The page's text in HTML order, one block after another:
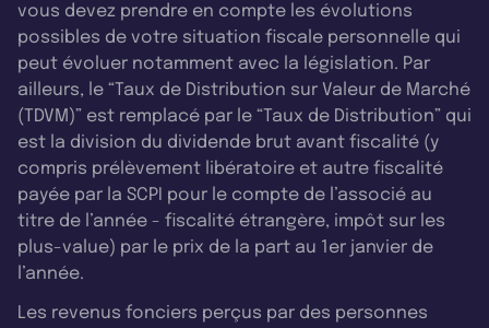
vous devez prendre en compte les évolutions
possibles de votre situation fiscale personnelle qui
peut évoluer notamment avec la législation. Par
ailleurs, le “Taux de Distribution sur Valeur de Marché
(TDVM)” est remplacé par le “Taux de Distribution” qui
est la division du dividende brut avant fiscalité (y
compris prélèvement libératoire et autre fiscalité
payée par la SCPI pour le compte de l’associé au
titre de l’année - fiscalité étrangère, impôt sur les
plus-value) par le prix de la part au 1er janvier de
l’année.
Les revenus fonciers perçus par des personnes